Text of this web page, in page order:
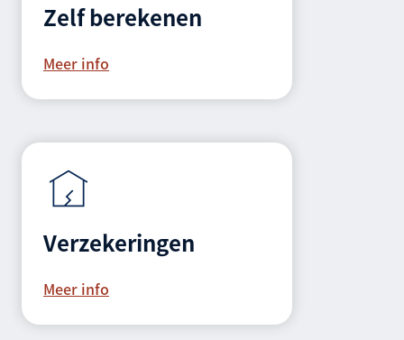
Zelf berekenen
Meer info
Verzekeringen
Meer info